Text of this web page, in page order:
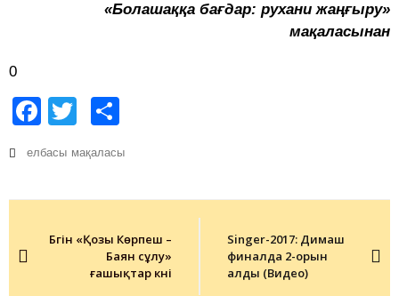
«Болашаққа бағдар: рухани жаңғыру»
мақаласынан
0
Facebook
Twitter
елбасы мақаласы
navigation
Бүгін «Қозы Көрпеш –
Баян сұлу»
ғашықтар күні
Singer-2017: Димаш
финалда 2-орын
алды (Видео)